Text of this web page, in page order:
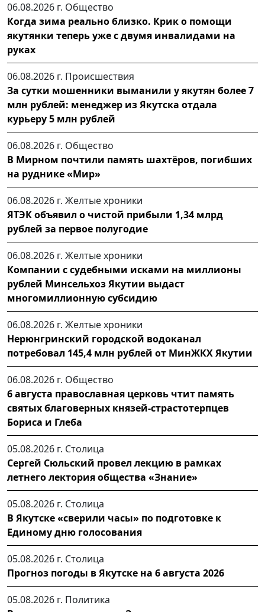
06.08.2026 г. Общество
Когда зима реально близко. Крик о помощи
якутянки теперь уже с двумя инвалидами на
руках
06.08.2026 г. Происшествия
За сутки мошенники выманили у якутян более 7
млн рублей: менеджер из Якутска отдала
курьеру 5 млн рублей
06.08.2026 г. Общество
В Мирном почтили память шахтёров, погибших
на руднике «Мир»
06.08.2026 г. Желтые хроники
ЯТЭК объявил о чистой прибыли 1,34 млрд
рублей за первое полугодие
06.08.2026 г. Желтые хроники
Компании с судебными исками на миллионы
рублей Минсельхоз Якутии выдаст
многомиллионную субсидию
06.08.2026 г. Желтые хроники
Нерюнгринский городской водоканал
потребовал 145,4 млн рублей от МинЖКХ Якутии
06.08.2026 г. Общество
6 августа православная церковь чтит память
святых благоверных князей-страстотерпцев
Бориса и Глеба
05.08.2026 г. Столица
Сергей Сюльский провел лекцию в рамках
летнего лектория общества «Знание»
05.08.2026 г. Столица
В Якутске «сверили часы» по подготовке к
Единому дню голосования
05.08.2026 г. Столица
Прогноз погоды в Якутске на 6 августа 2026
05.08.2026 г. Политика